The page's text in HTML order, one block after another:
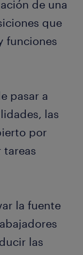
de una
que
funciones
pasar a
las
por
tareas
la fuente
las